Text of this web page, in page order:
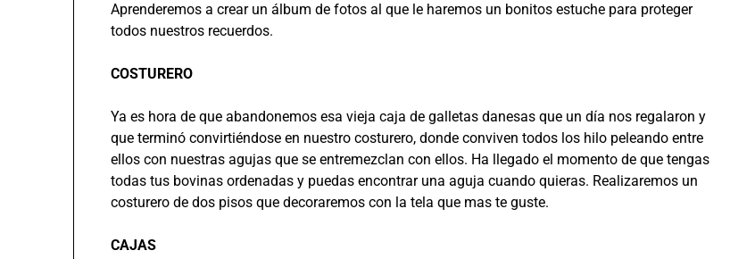
Aprenderemos a crear un álbum de fotos al que le haremos un bonitos estuche para proteger
todos nuestros recuerdos.
COSTURERO
Ya es hora de que abandonemos esa vieja caja de galletas danesas que un día nos regalaron y
que terminó convirtiéndose en nuestro costurero, donde conviven todos los hilo peleando entre
ellos con nuestras agujas que se entremezclan con ellos. Ha llegado el momento de que tengas
todas tus bovinas ordenadas y puedas encontrar una aguja cuando quieras. Realizaremos un
costurero de dos pisos que decoraremos con la tela que mas te guste.
CAJAS